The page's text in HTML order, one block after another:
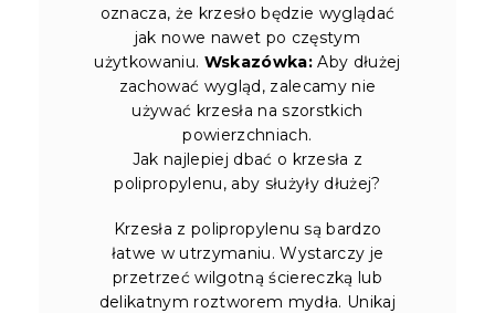
oznacza, że krzesło będzie wyglądać
jak nowe nawet po częstym
użytkowaniu. Wskazówka: Aby dłużej
zachować wygląd, zalecamy nie
używać krzesła na szorstkich
powierzchniach.
Jak najlepiej dbać o krzesła z
polipropylenu, aby służyły dłużej?
Krzesła z polipropylenu są bardzo
łatwe w utrzymaniu. Wystarczy je
przetrzeć wilgotną ściereczką lub
delikatnym roztworem mydła. Unikaj